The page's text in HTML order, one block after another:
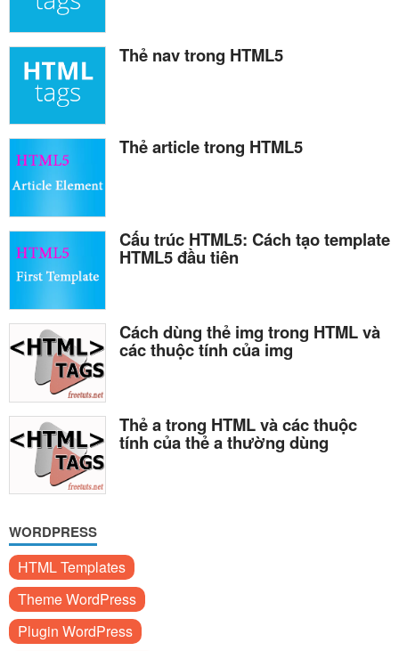
Thẻ nav trong HTML5
Thẻ article trong HTML5
Cấu trúc HTML5: Cách tạo template
HTML5 đầu tiên
Cách dùng thẻ img trong HTML và
các thuộc tính của img
Thẻ a trong HTML và các thuộc
tính của thẻ a thường dùng
WORDPRESS
HTML Templates
Theme WordPress
Plugin WordPress